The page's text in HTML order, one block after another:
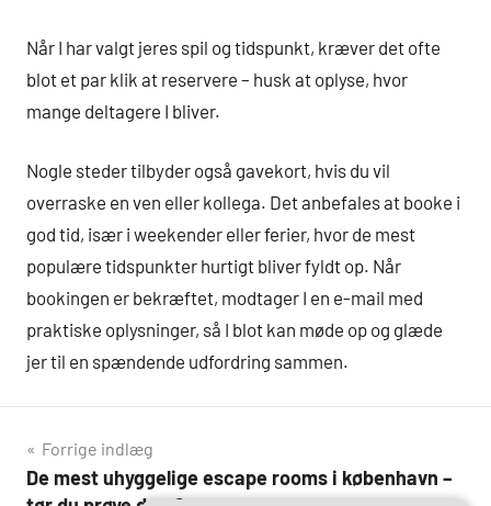
Når I har valgt jeres spil og tidspunkt, kræver det ofte
blot et par klik at reservere – husk at oplyse, hvor
mange deltagere I bliver.
Nogle steder tilbyder også gavekort, hvis du vil
overraske en ven eller kollega. Det anbefales at booke i
god tid, især i weekender eller ferier, hvor de mest
populære tidspunkter hurtigt bliver fyldt op. Når
bookingen er bekræftet, modtager I en e-mail med
praktiske oplysninger, så I blot kan møde op og glæde
jer til en spændende udfordring sammen.
Indlægsnavigation
Forrige indlæg
De mest uhyggelige escape rooms i københavn –